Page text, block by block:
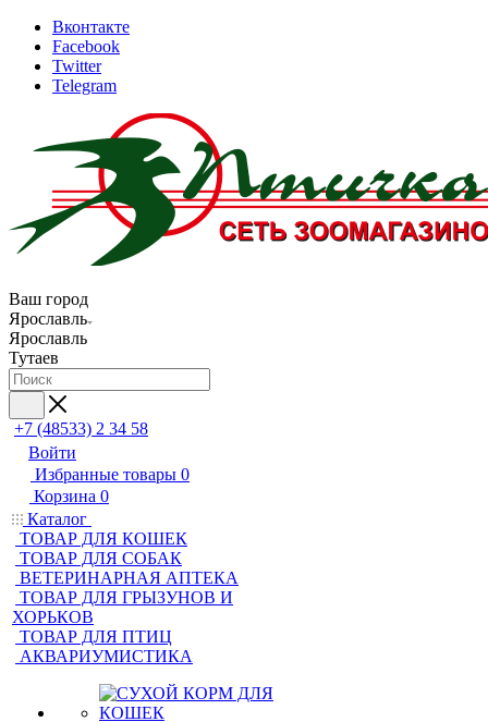
Вконтакте
Facebook
Twitter
Telegram
Ваш город
Ярославль
Ярославль
Тутаев
+7 (48533) 2 34 58
Войти
Избранные товары 0
Корзина 0
Каталог
ТОВАР ДЛЯ КОШЕК
ТОВАР ДЛЯ СОБАК
ВЕТЕРИНАРНАЯ АПТЕКА
ТОВАР ДЛЯ ГРЫЗУНОВ И
ХОРЬКОВ
ТОВАР ДЛЯ ПТИЦ
АКВАРИУМИСТИКА